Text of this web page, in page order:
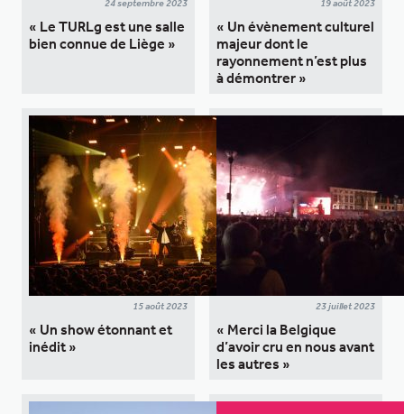
24 septembre 2023
« Le TURLg est une salle
bien connue de Liège »
19 août 2023
« Un évènement culturel
majeur dont le
rayonnement n’est plus
à démontrer »
15 août 2023
« Un show étonnant et
inédit »
23 juillet 2023
« Merci la Belgique
d’avoir cru en nous avant
les autres »